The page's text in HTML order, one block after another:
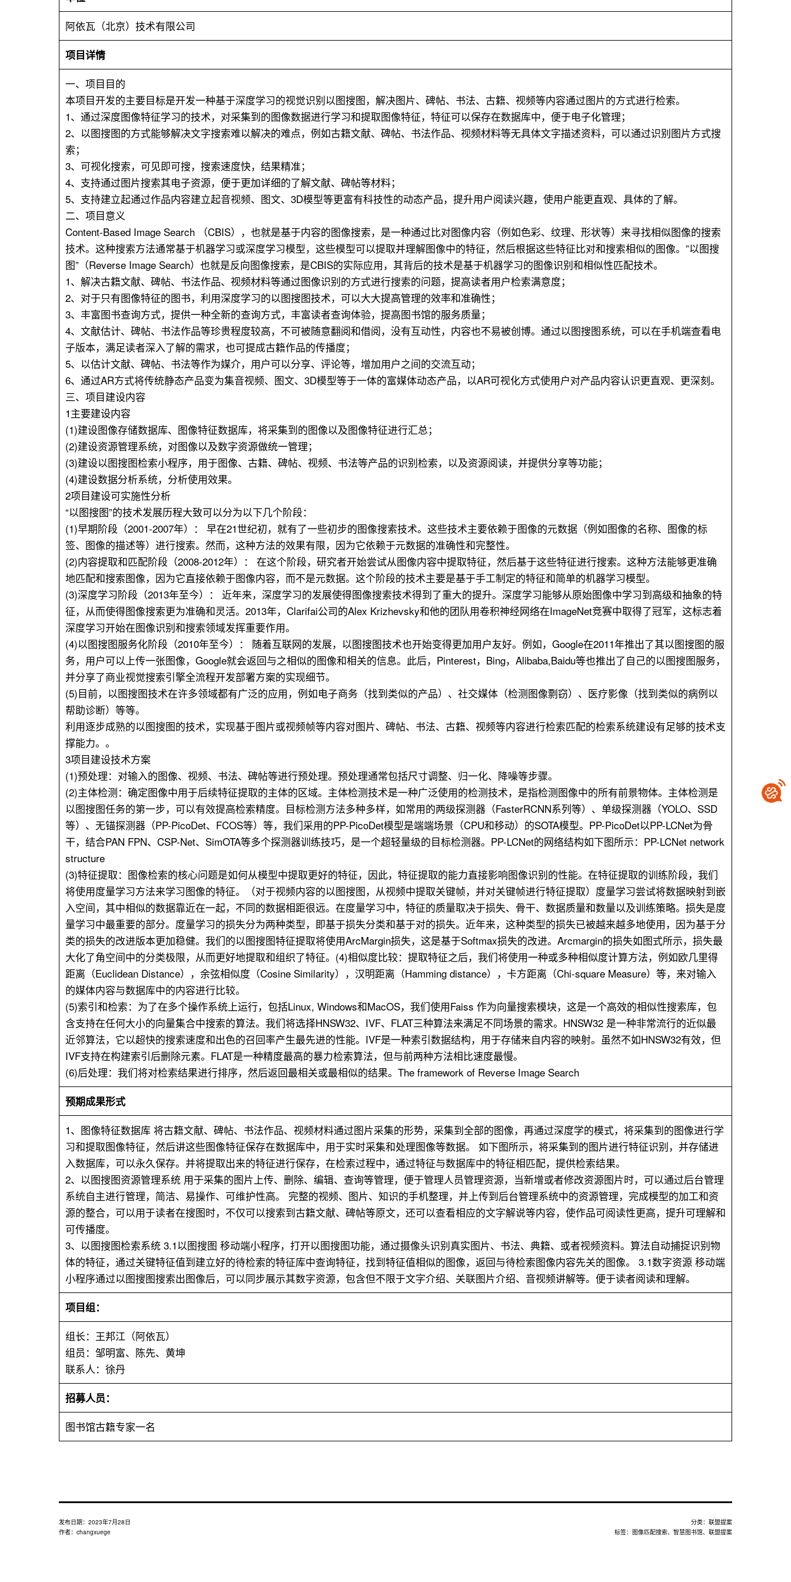
阿依瓦（北京）技术有限公司
项目详情
一、项目目的
本项目开发的主要目标是开发一种基于深度学习的视觉识别以图搜图，解决图片、碑帖、书法、古籍、视频等内容通过图片的方式进行检索。
1、通过深度图像特征学习的技术，对采集到的图像数据进行学习和提取图像特征，特征可以保存在数据库中，便于电子化管理；
2、以图搜图的方式能够解决文字搜索难以解决的难点，例如古籍文献、碑帖、书法作品、视频材料等无具体文字描述资料，可以通过识别图片方式搜
索；
3、可视化搜索，可见即可搜，搜索速度快，结果精准；
4、支持通过图片搜索其电子资源，便于更加详细的了解文献、碑帖等材料；
5、支持建立起通过作品内容建立起音视频、图文、3D模型等更富有科技性的动态产品，提升用户阅读兴趣，使用户能更直观、具体的了解。
二、项目意义
Content-Based Image Search （CBIS），也就是基于内容的图像搜索，是一种通过比对图像内容（例如色彩、纹理、形状等）来寻找相似图像的搜索
技术。这种搜索方法通常基于机器学习或深度学习模型，这些模型可以提取并理解图像中的特征，然后根据这些特征比对和搜索相似的图像。”以图搜
图”（Reverse Image Search）也就是反向图像搜索，是CBIS的实际应用，其背后的技术是基于机器学习的图像识别和相似性匹配技术。
1、解决古籍文献、碑帖、书法作品、视频材料等通过图像识别的方式进行搜索的问题，提高读者用户检索满意度；
2、对于只有图像特征的图书，利用深度学习的以图搜图技术，可以大大提高管理的效率和准确性；
3、丰富图书查询方式，提供一种全新的查询方式，丰富读者查询体验，提高图书馆的服务质量；
4、文献估计、碑帖、书法作品等珍贵程度较高，不可被随意翻阅和借阅，没有互动性，内容也不易被创博。通过以图搜图系统，可以在手机端查看电
子版本，满足读者深入了解的需求，也可提成古籍作品的传播度；
5、以估计文献、碑帖、书法等作为媒介，用户可以分享、评论等，增加用户之间的交流互动；
6、通过AR方式将传统静态产品变为集音视频、图文、3D模型等于一体的富媒体动态产品，以AR可视化方式使用户对产品内容认识更直观、更深刻。
三、项目建设内容
1主要建设内容
(1)建设图像存储数据库、图像特征数据库，将采集到的图像以及图像特征进行汇总；
(2)建设资源管理系统，对图像以及数字资源做统一管理；
(3)建设以图搜图检索小程序，用于图像、古籍、碑帖、视频、书法等产品的识别检索，以及资源阅读，并提供分享等功能；
(4)建设数据分析系统，分析使用效果。
2项目建设可实施性分析
“以图搜图”的技术发展历程大致可以分为以下几个阶段：
(1)早期阶段（2001-2007年）： 早在21世纪初，就有了一些初步的图像搜索技术。这些技术主要依赖于图像的元数据（例如图像的名称、图像的标
签、图像的描述等）进行搜索。然而，这种方法的效果有限，因为它依赖于元数据的准确性和完整性。
(2)内容提取和匹配阶段（2008-2012年）： 在这个阶段，研究者开始尝试从图像内容中提取特征，然后基于这些特征进行搜索。这种方法能够更准确
地匹配和搜索图像，因为它直接依赖于图像内容，而不是元数据。这个阶段的技术主要是基于手工制定的特征和简单的机器学习模型。
(3)深度学习阶段（2013年至今）： 近年来，深度学习的发展使得图像搜索技术得到了重大的提升。深度学习能够从原始图像中学习到高级和抽象的特
征，从而使得图像搜索更为准确和灵活。2013年，Clarifai公司的Alex Krizhevsky和他的团队用卷积神经网络在ImageNet竞赛中取得了冠军，这标志着
深度学习开始在图像识别和搜索领域发挥重要作用。
(4)以图搜图服务化阶段（2010年至今）： 随着互联网的发展，以图搜图技术也开始变得更加用户友好。例如，Google在2011年推出了其以图搜图的服
务，用户可以上传一张图像，Google就会返回与之相似的图像和相关的信息。此后，Pinterest，Bing，Alibaba,Baidu等也推出了自己的以图搜图服务，
并分享了商业视觉搜索引擎全流程开发部署方案的实现细节。
(5)目前，以图搜图技术在许多领域都有广泛的应用，例如电子商务（找到类似的产品）、社交媒体（检测图像剽窃）、医疗影像（找到类似的病例以
帮助诊断）等等。
利用逐步成熟的以图搜图的技术，实现基于图片或视频帧等内容对图片、碑帖、书法、古籍、视频等内容进行检索匹配的检索系统建设有足够的技术支
撑能力。。
3项目建设技术方案
(1)预处理：对输入的图像、视频、书法、碑帖等进行预处理。预处理通常包括尺寸调整、归一化、降噪等步骤。
(2)主体检测：确定图像中用于后续特征提取的主体的区域。主体检测技术是一种广泛使用的检测技术，是指检测图像中的所有前景物体。主体检测是
以图搜图任务的第一步，可以有效提高检索精度。目标检测方法多种多样，如常用的两级探测器（FasterRCNN系列等）、单级探测器（YOLO、SSD
等）、无锚探测器（PP-PicoDet、FCOS等）等，我们采用的PP-PicoDet模型是端端场景（CPU和移动）的SOTA模型。PP-PicoDet以PP-LCNet为骨
干，结合PAN FPN、CSP-Net、SimOTA等多个探测器训练技巧，是一个超轻量级的目标检测器。PP-LCNet的网络结构如下图所示：PP-LCNet network
structure
(3)特征提取：图像检索的核心问题是如何从模型中提取更好的特征，因此，特征提取的能力直接影响图像识别的性能。在特征提取的训练阶段，我们
将使用度量学习方法来学习图像的特征。（对于视频内容的以图搜图，从视频中提取关键帧，并对关键帧进行特征提取）度量学习尝试将数据映射到嵌
入空间，其中相似的数据靠近在一起，不同的数据相距很远。在度量学习中，特征的质量取决于损失、骨干、数据质量和数量以及训练策略。损失是度
量学习中最重要的部分。度量学习的损失分为两种类型，即基于损失分类和基于对的损失。近年来，这种类型的损失已被越来越多地使用，因为基于分
类的损失的改进版本更加稳健。我们的以图搜图特征提取将使用ArcMargin损失，这是基于Softmax损失的改进。Arcmargin的损失如图式所示，损失最
大化了角空间中的分类极限，从而更好地提取和组织了特征。(4)相似度比较：提取特征之后，我们将使用一种或多种相似度计算方法，例如欧几里得
距离（Euclidean Distance），余弦相似度（Cosine Similarity），汉明距离（Hamming distance），卡方距离（Chi-square Measure）等，来对输入
的媒体内容与数据库中的内容进行比较。
(5)索引和检索：为了在多个操作系统上运行，包括Linux, Windows和MacOS，我们使用Faiss 作为向量搜索模块，这是一个高效的相似性搜索库，包
含支持在任何大小的向量集合中搜索的算法。我们将选择HNSW32、IVF、FLAT三种算法来满足不同场景的需求。HNSW32 是一种非常流行的近似最
近邻算法，它以超快的搜索速度和出色的召回率产生最先进的性能。IVF是一种索引数据结构，用于存储来自内容的映射。虽然不如HNSW32有效，但
IVF支持在构建索引后删除元素。FLAT是一种精度最高的暴力检索算法，但与前两种方法相比速度最慢。
(6)后处理：我们将对检索结果进行排序，然后返回最相关或最相似的结果。The framework of Reverse Image Search
预期成果形式
1、图像特征数据库 将古籍文献、碑帖、书法作品、视频材料通过图片采集的形势，采集到全部的图像，再通过深度学的模式，将采集到的图像进行学
习和提取图像特征，然后讲这些图像特征保存在数据库中，用于实时采集和处理图像等数据。 如下图所示，将采集到的图片进行特征识别，并存储进
入数据库，可以永久保存。并将提取出来的特征进行保存，在检索过程中，通过特征与数据库中的特征相匹配，提供检索结果。
2、以图搜图资源管理系统 用于采集的图片上传、删除、编辑、查询等管理，便于管理人员管理资源，当新增或者修改资源图片时，可以通过后台管理
系统自主进行管理，简洁、易操作、可维护性高。 完整的视频、图片、知识的手机整理，并上传到后台管理系统中的资源管理，完成模型的加工和资
源的整合，可以用于读者在搜图时，不仅可以搜索到古籍文献、碑帖等原文，还可以查看相应的文字解说等内容，使作品可阅读性更高，提升可理解和
可传播度。
3、以图搜图检索系统 3.1以图搜图 移动端小程序，打开以图搜图功能，通过摄像头识别真实图片、书法、典籍、或者视频资料。算法自动捕捉识别物
体的特征，通过关键特征值到建立好的待检索的特征库中查询特征，找到特征值相似的图像，返回与待检索图像内容先关的图像。 3.1数字资源 移动端
小程序通过以图搜图搜索出图像后，可以同步展示其数字资源，包含但不限于文字介绍、关联图片介绍、音视频讲解等。便于读者阅读和理解。
项目组：
组长：王邦江（阿依瓦）
组员：邹明富、陈先、黄坤
联系人：徐丹
招募人员：
图书馆古籍专家一名
发布日期： 2023年7月28日
作者： changxuege
分类： 联盟提案
标签： 图像匹配搜索、 智慧图书馆、 联盟提案